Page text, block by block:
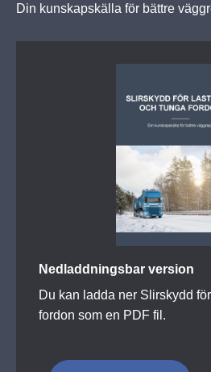
Din kunskapskälla för bättre
Nedladdningsbar version
Du kan ladda ner Slirskydd
fordon som en PDF fil.